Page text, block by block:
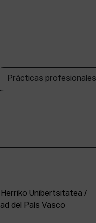
Prácticas profesionales